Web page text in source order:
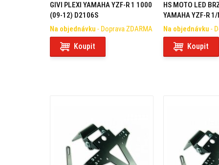
GIVI PLEXI YAMAHA YZF-R 1 1000
(09-12) D2106S
Na objednávku - Doprava ZDARMA
Koupit
HS MOTO LED
YAMAHA YZF-R
6 (17-)
Na objednávku -
Koupit